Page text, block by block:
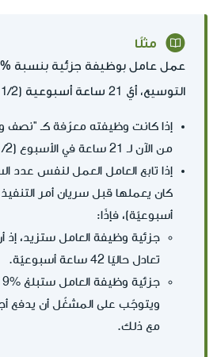
مثلًا
التوسيع، أيّ 21 ساعة أسبوعية (1/2 X‏ 43)
إذا كانت وظيفته معرّفة كـ "نصف
من الآن لـ 21 ساعة في الأسبوع (1/2 X‏ 42) وليس 21.5.
إذا تابع العامل العمل لنفس عدد
أسبوعيّة)، فإذًا:
جزئية وظيفة العامل ستزيد، إذ
تعادل حاليًا 42 ساعة أسبوعيّة.
ويتوجّب على المشغّل أن يدفع
مع ذلك.